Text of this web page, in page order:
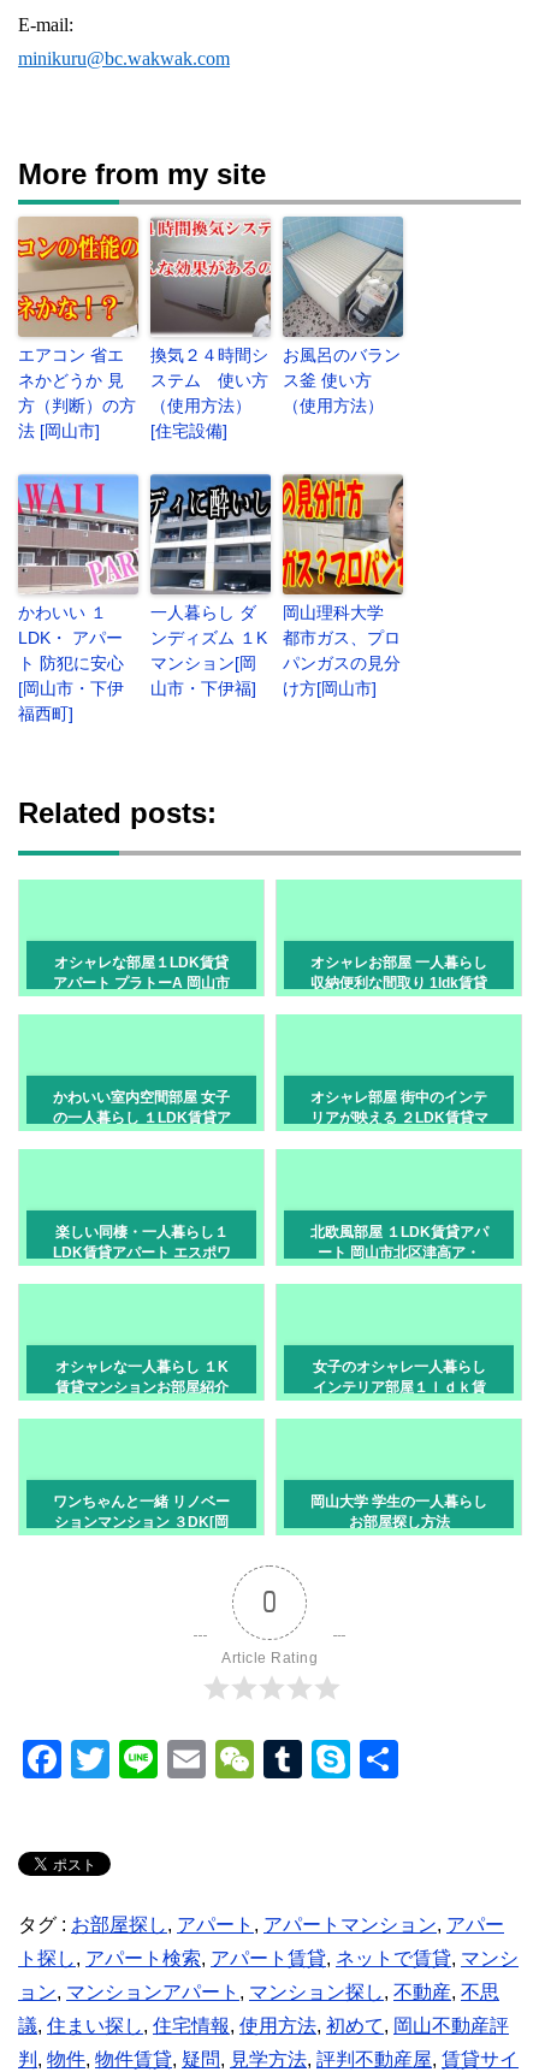
E-mail:
minikuru@bc.wakwak.com
More from my site
エアコン 省エ
ネかどうか 見
方（判断）の方
法 [岡山市]
換気２４時間シ
ステム 使い方
（使用方法）
[住宅設備]
お風呂のバラン
ス釜 使い方
（使用方法）
かわいい １
LDK・ アパー
ト 防犯に安心
[岡山市・下伊
福西町]
一人暮らし ダ
ンディズム １K
マンション[岡
山市・下伊福]
岡山理科大学
都市ガス、プロ
パンガスの見分
け方[岡山市]
Related posts:
オシャレな部屋１LDK賃貸
アパート プラトーA 岡山市
オシャレお部屋 一人暮らし
収納便利な間取り 1ldk賃貸
かわいい室内空間部屋 女子
の一人暮らし １LDK賃貸ア
オシャレ部屋 街中のインテ
リアが映える ２LDK賃貸マ
楽しい同棲・一人暮らし１
LDK賃貸アパート エスポワ
北欧風部屋 １LDK賃貸アパ
ート 岡山市北区津高ア・
オシャレな一人暮らし １K
賃貸マンションお部屋紹介
女子のオシャレ一人暮らし
インテリア部屋１ｌｄｋ賃
ワンちゃんと一緒 リノベー
ションマンション ３DK[岡
岡山大学 学生の一人暮らし
お部屋探し方法
0
Article Rating
F
e
b
o
o
k
T
er
Li
E
W
at
T
r
S
タグ : お部屋探し, アパート , アパートマンション, アパー
ト探し, アパート検索, アパート賃貸, ネットで賃貸, マンシ
ョン, マンションアパート , マンション探し, 不動産, 不思
議, 住まい探し, 住宅情報, 使用方法, 初めて, 岡山不動産評
判 , 物件, 物件賃貸, 疑問, 見学方法, 評判不動産屋, 賃貸サイ